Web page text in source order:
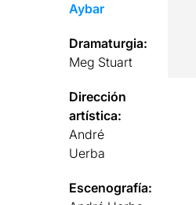
Aybar
Dramaturgia:
Meg Stuart
Dirección
artística:
André
Uerba
Escenografía: